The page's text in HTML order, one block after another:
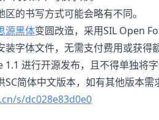
的书写方式可能会略有不同。
源黑体变圆改造，采用SIL Open
装字体文件，无需支付费用或获
进行开源发布，且不得单独将字
简体中文版本，如有其他版本需
s/dc028e83d0e0